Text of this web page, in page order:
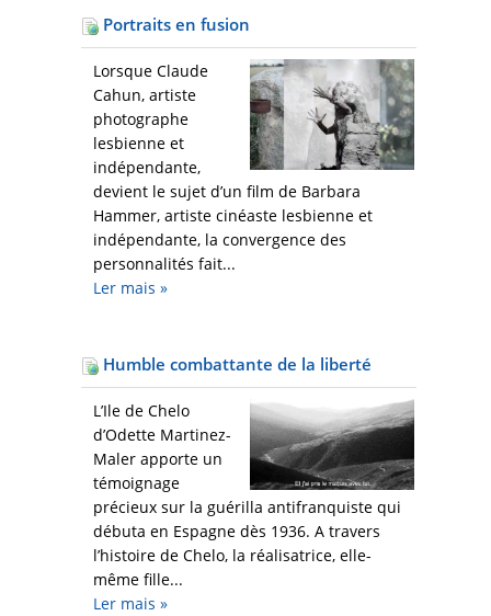
Portraits en fusion
Lorsque Claude
Cahun, artiste
photographe
lesbienne et
indépendante,
devient le sujet d’un film de Barbara
Hammer, artiste cinéaste lesbienne et
indépendante, la convergence des
personnalités fait...
Ler mais »
Humble combattante de la liberté
L’Ile de Chelo
d’Odette Martinez-
Maler apporte un
témoignage
précieux sur la guérilla antifranquiste qui
débuta en Espagne dès 1936. A travers
l’histoire de Chelo, la réalisatrice, elle-
même fille...
Ler mais »